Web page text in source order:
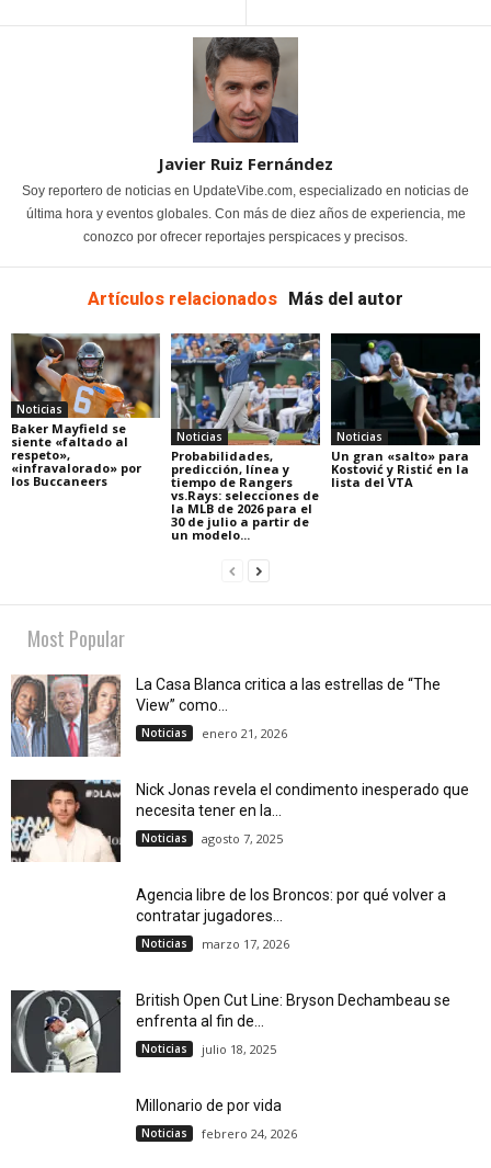
Javier Ruiz Fernández
Soy reportero de noticias en UpdateVibe.com, especializado en noticias de
última hora y eventos globales. Con más de diez años de experiencia, me
conozco por ofrecer reportajes perspicaces y precisos.
Artículos relacionados Más del autor
Noticias
Baker Mayfield se
siente «faltado al
respeto»,
«infravalorado» por
los Buccaneers
Noticias
Probabilidades,
predicción, línea y
tiempo de Rangers
vs.Rays: selecciones de
la MLB de 2026 para el
30 de julio a partir de
un modelo...
Noticias
Un gran «salto» para
Kostović y Ristić en la
lista del VTA
Most Popular
La Casa Blanca critica a las estrellas de “The
View” como...
Noticias enero 21, 2026
Nick Jonas revela el condimento inesperado que
necesita tener en la...
Noticias agosto 7, 2025
Agencia libre de los Broncos: por qué volver a
contratar jugadores...
Noticias marzo 17, 2026
British Open Cut Line: Bryson Dechambeau se
enfrenta al fin de...
Noticias julio 18, 2025
Millonario de por vida
Noticias febrero 24, 2026